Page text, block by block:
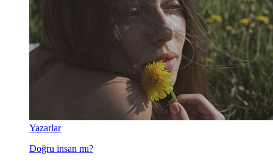
Yazarlar
Doğru insan mı?